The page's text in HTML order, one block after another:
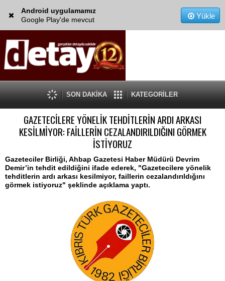
Android uygulamamız
Google Play'de mevcut
Yükle
SON DAKİKA KATEGORİLER
GAZETECİLERE YÖNELİK TEHDİTLERİN ARDI ARKASI
KESİLMİYOR: FAİLLERİN CEZALANDIRILDIĞINI GÖRMEK
İSTİYORUZ
Gazeteciler Birliği, Ahbap Gazetesi Haber Müdürü Devrim
Demir’in tehdit edildiğini ifade ederek, "Gazetecilere yönelik
tehditlerin ardı arkası kesilmiyor, faillerin cezalandırıldığını
görmek istiyoruz" şeklinde açıklama yaptı.